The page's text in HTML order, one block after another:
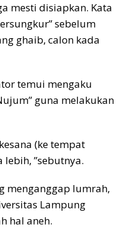
mesti disiapkan. Kata
sebelum
ghaib, calon kada
temui mengaku
guna melakukan
(ke tempat
”sebutnya.
menganggap lumrah,
Lampung
hal aneh.